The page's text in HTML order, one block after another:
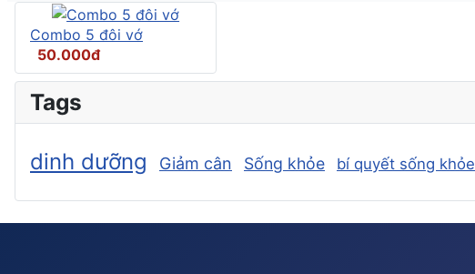
Combo 5 đôi vớ
50.000đ
Tags
dinh dưỡng Giảm cân Sống khỏe bí quyết sống khỏe